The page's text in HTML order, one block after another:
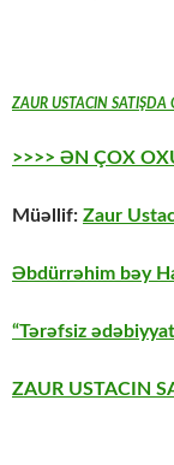
ZAUR USTACIN SATIŞDA
>>>> ƏN ÇOX
Müəllif: Zaur
Əbdürrəhim bəy
“Tərəfsiz
ZAUR USTACIN